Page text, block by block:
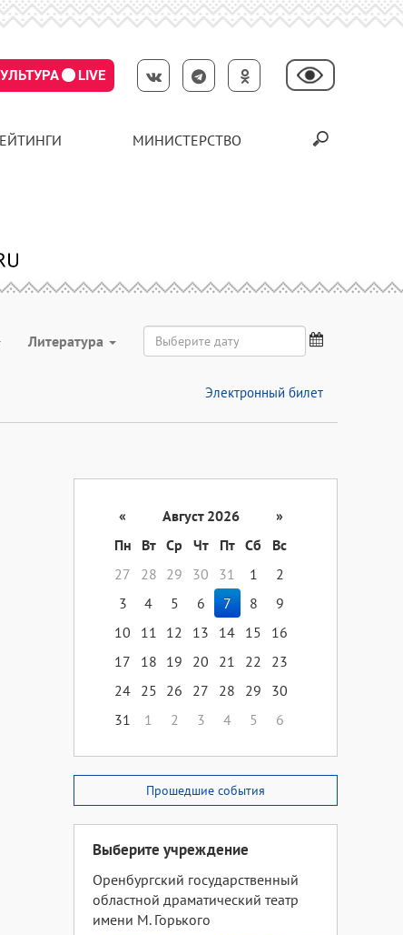
LIVE
МИНИСТЕРСТВО
Литература
Электронный билет
« Август 2026
»
Пн
Вт Ср Чт Пт Сб
Вс
27
28 29 30 31 1
2
3
4 5 6 7 8
9
10
11 12 13 14 15
16
17
18 19 20 21 22
23
24 25 26 27 28 29
30
31
1 2 3 4 5 6
Прошедшие события
Выберите учреждение
Оренбургский государственный
областной драматический театр
имени М. Горького